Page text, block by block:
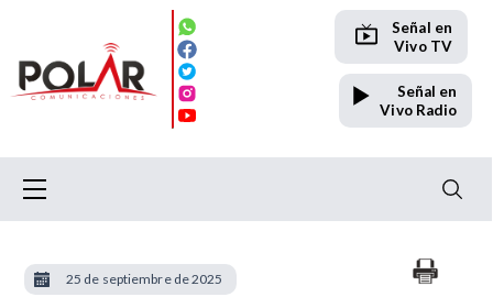
Señal en
Vivo TV
Señal en
Vivo Radio
25 de septiembre de 2025